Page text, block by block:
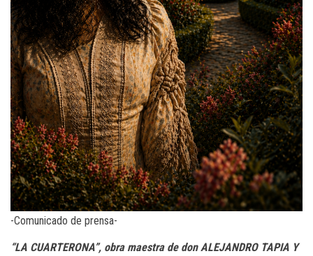
-Comunicado de prensa-
“LA CUARTERONA”, obra maestra de don ALEJANDRO TAPIA Y